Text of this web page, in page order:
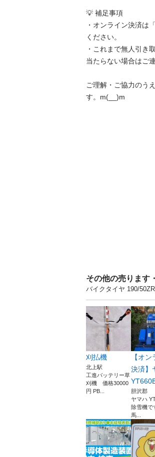
💡 補足事項
・オンライン決済は
ください。
・これまで無人引き
当たらない場合はご
ご理解・ご協力のう
す。m(__)m
その他の売ります
バイクタイヤ 190/
刈払機
北上駅
工進バッテリー草
刈機 価格30000
円 PB...
【オ
決済】
胆沢郡
ヤマハ
除雪機で
馬...